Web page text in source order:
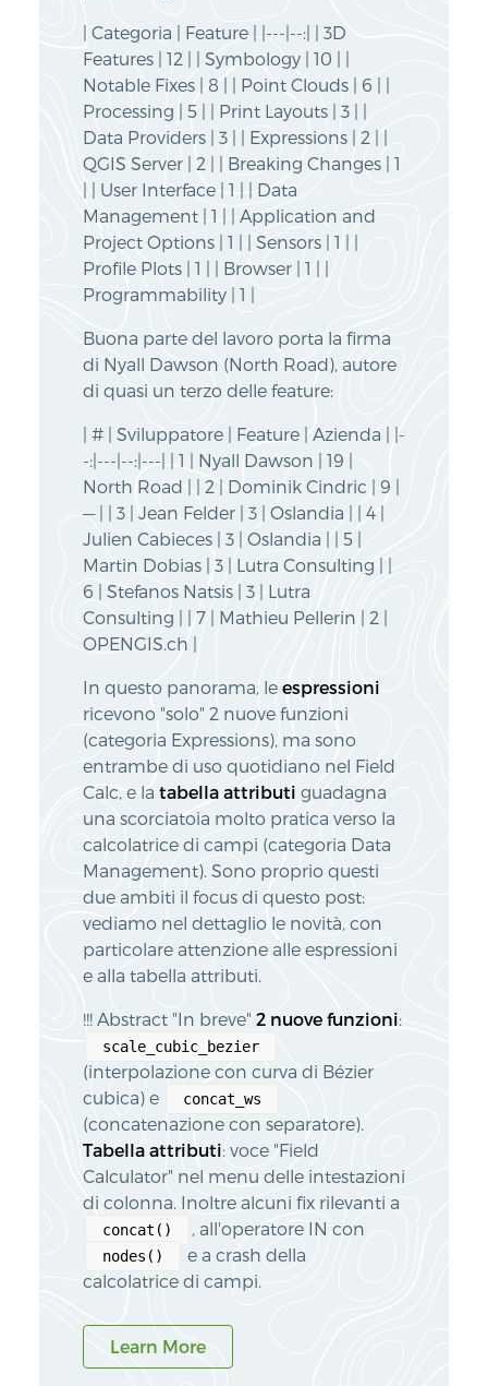
| Categoria | Feature | |---|--:| | 3D
Features | 12 | | Symbology | 10 | |
Notable Fixes | 8 | | Point Clouds | 6 | |
Processing | 5 | | Print Layouts | 3 | |
Data Providers | 3 | | Expressions | 2 | |
QGIS Server | 2 | | Breaking Changes | 1
| | User Interface | 1 | | Data
Management | 1 | | Application and
Project Options | 1 | | Sensors | 1 | |
Profile Plots | 1 | | Browser | 1 | |
Programmability | 1 |
Buona parte del lavoro porta la firma
di Nyall Dawson (North Road), autore
di quasi un terzo delle feature:
| # | Sviluppatore | Feature | Azienda | |-
-:|---|--:|---| | 1 | Nyall Dawson | 19 |
North Road | | 2 | Dominik Cindric | 9 |
— | | 3 | Jean Felder | 3 | Oslandia | | 4 |
Julien Cabieces | 3 | Oslandia | | 5 |
Martin Dobias | 3 | Lutra Consulting | |
6 | Stefanos Natsis | 3 | Lutra
Consulting | | 7 | Mathieu Pellerin | 2 |
OPENGIS.ch |
In questo panorama, le espressioni
ricevono "solo" 2 nuove funzioni
(categoria Expressions), ma sono
entrambe di uso quotidiano nel Field
Calc, e la tabella attributi guadagna
una scorciatoia molto pratica verso la
calcolatrice di campi (categoria Data
Management). Sono proprio questi
due ambiti il focus di questo post:
vediamo nel dettaglio le novità, con
particolare attenzione alle espressioni
e alla tabella attributi.
!!! Abstract "In breve" 2 nuove funzioni:
scale_cubic_bezier
(interpolazione con curva di Bézier
cubica) e
concat_ws
(concatenazione con separatore).
Tabella attributi: voce "Field
Calculator" nel menu delle intestazioni
di colonna. Inoltre alcuni fix rilevanti a
concat()
, all'operatore IN con
nodes()
e a crash della
calcolatrice di campi.
Learn More